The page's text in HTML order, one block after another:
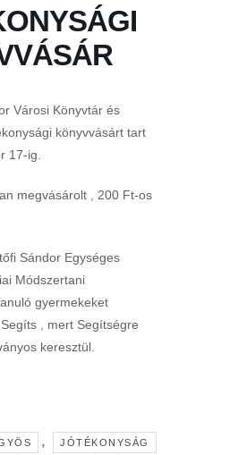
Városi Könyvtár és
könyvvásárt tart
17-ig.
megvásárolt , 200 Ft-os
Sándor Egységes
Módszertani
gyermekeket
, mert Segítségre
keresztül.
, JÓTÉKONYSÁG